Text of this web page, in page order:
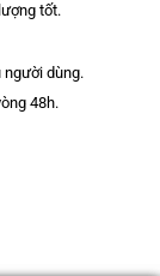
tốt.
người dùng.
48h.